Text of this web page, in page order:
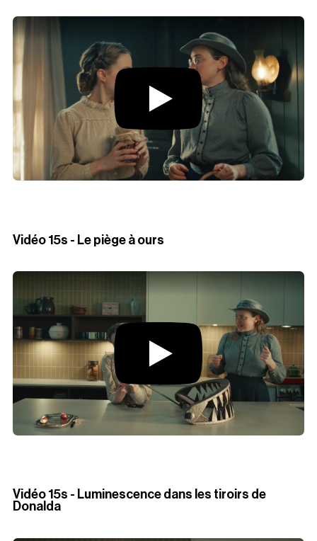
Vidéo 15s - Le piège à ours
Vidéo 15s - Luminescence dans les tiroirs de
Donalda